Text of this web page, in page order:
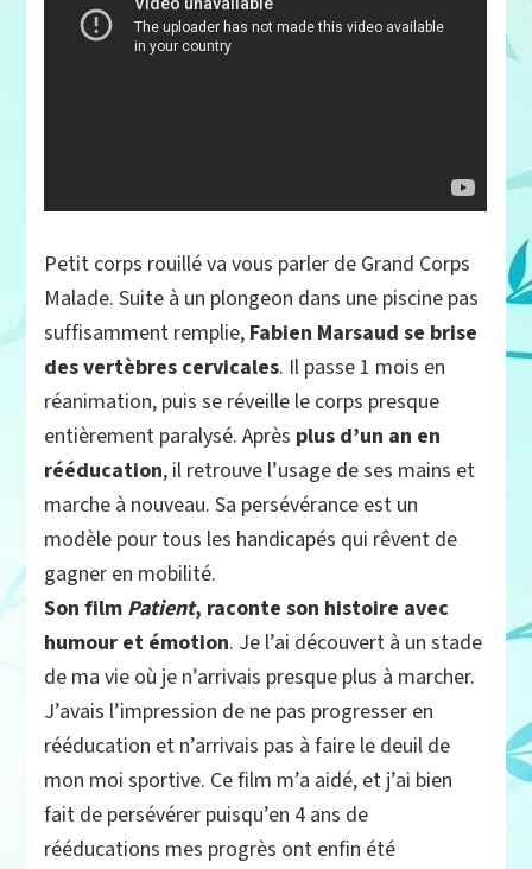
Petit corps rouillé va vous parler de Grand Corps
Malade. Suite à un plongeon dans une piscine pas
suffisamment remplie, Fabien Marsaud se brise
des vertèbres cervicales. Il passe 1 mois en
réanimation, puis se réveille le corps presque
entièrement paralysé. Après plus d’un an en
rééducation, il retrouve l’usage de ses mains et
marche à nouveau. Sa persévérance est un
modèle pour tous les handicapés qui rêvent de
gagner en mobilité.
Son film Patient, raconte son histoire avec
humour et émotion. Je l’ai découvert à un stade
de ma vie où je n’arrivais presque plus à marcher.
J’avais l’impression de ne pas progresser en
rééducation et n’arrivais pas à faire le deuil de
mon moi sportive. Ce film m’a aidé, et j’ai bien
fait de persévérer puisqu’en 4 ans de
rééducations mes progrès ont enfin été